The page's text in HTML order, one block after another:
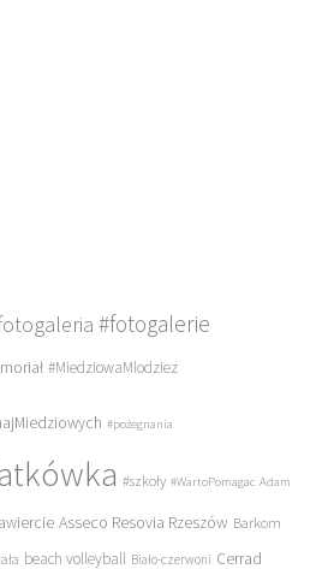
#fotogalerie
#MiedziowaMlodziez
#pożegnania
#szkoły #WartoPomagac Adam
Asseco Resovia Rzeszów Barkom
beach volleyball Biało-czerwoni Cerrad